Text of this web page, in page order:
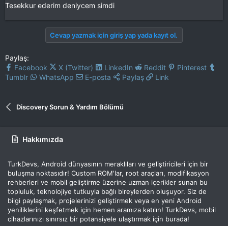
Tesekkur ederim deniycem simdi
Cevap yazmak için giriş yap yada kayıt ol.
Paylaş:
Facebook
X (Twitter) LinkedIn Reddit
Pinterest
Tumblr
WhatsApp E-posta Paylaş Link
Discovery Sorun & Yardım Bölümü
Hakkımızda
TurkDevs, Android dünyasının meraklıları ve geliştiricileri için bir
buluşma noktasıdır! Custom ROM'lar, root araçları, modifikasyon
rehberleri ve mobil geliştirme üzerine uzman içerikler sunan bu
topluluk, teknolojiye tutkuyla bağlı bireylerden oluşuyor. Siz de
bilgi paylaşmak, projelerinizi geliştirmek veya en yeni Android
yeniliklerini keşfetmek için hemen aramıza katılın! TurkDevs, mobil
cihazlarınızı sınırsız bir potansiyele ulaştırmak için burada!